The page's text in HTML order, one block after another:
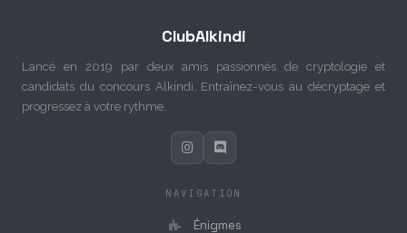
ClubAlkindi
Lancé en 2019 par deux amis passionnés de cryptologie et
candidats du concours Alkindi. Entraînez-vous au décryptage et
progressez à votre rythme.
NAVIGATION
Énigmes